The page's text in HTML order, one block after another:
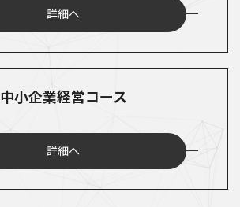
詳細へ
中小企業経営コース
詳細へ